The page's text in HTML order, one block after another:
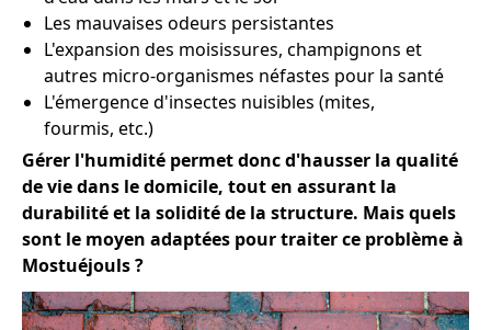
Les mauvaises odeurs persistantes
L'expansion des moisissures, champignons et
autres micro-organismes néfastes pour la santé
L'émergence d'insectes nuisibles (mites,
fourmis, etc.)
Gérer l'humidité permet donc d'hausser la qualité
de vie dans le domicile, tout en assurant la
durabilité et la solidité de la structure. Mais quels
sont le moyen adaptées pour traiter ce problème à
Mostuéjouls ?